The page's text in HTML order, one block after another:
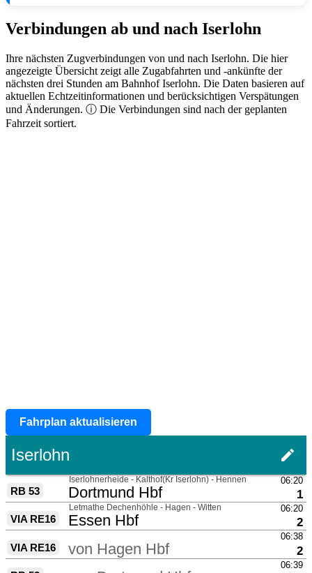
Verbindungen ab und nach Iserlohn
Ihre nächsten Zugverbindungen von und nach Iserlohn. Die hier
angezeigte Übersicht zeigt alle Zugabfahrten und -ankünfte der
nächsten drei Stunden am Bahnhof Iserlohn. Die Daten basieren auf
aktuellen Echtzeitinformationen und berücksichtigen Verspätungen
und Änderungen. ⓘ Die Verbindungen sind nach der geplanten
Fahrzeit sortiert.
Fahrplan aktualisieren